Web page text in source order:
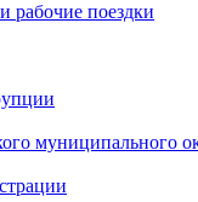
рабочие поездки
муниципального